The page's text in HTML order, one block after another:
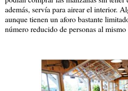
además, servía para airear el interior.
aunque tienen un aforo bastante
número reducido de personas al